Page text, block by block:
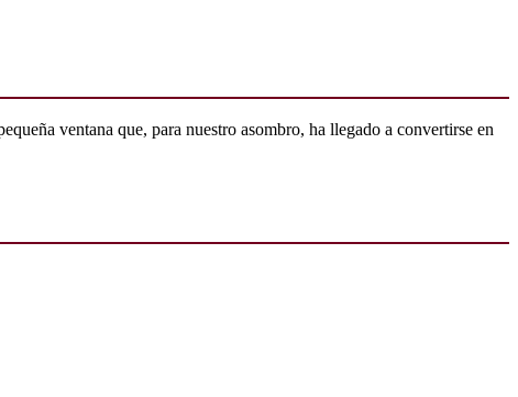
ventana que, para nuestro asombro, ha llegado a convertirse en